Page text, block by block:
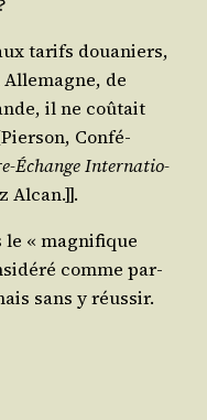
tarifs doua­niers,
de
il ne coû­tait
Confé­
Échange Inter­na­tio­
Alcan.]].
le « magni­fique
comme par­
sans y réussir.